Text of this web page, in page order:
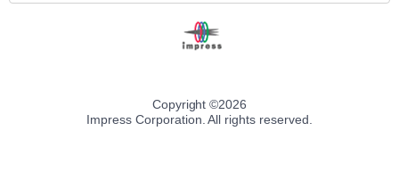
Copyright ©2026
Impress Corporation. All rights reserved.